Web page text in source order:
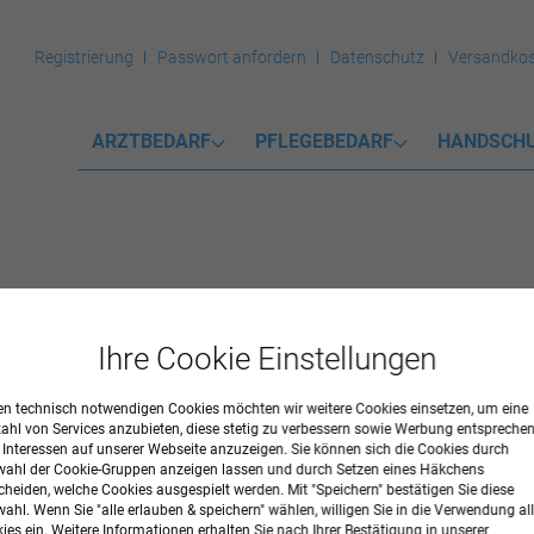
Registrierung Passwort anfordern Datenschutz
ARZTBEDARF PFLEGEBEDARF
in Diamant-weiß und mit 45 mm. Stahlsockel in
weiß
Ihre Cookie Einstellungen
technisch notwendigen Cookies möchten wir weitere Cookies einsetzen, um eine
von Services anzubieten, diese stetig zu verbessern sowie Werbung
Interessen auf unserer Webseite anzuzeigen. Sie können sich die Cookies durch
der Cookie-Gruppen anzeigen lassen und durch Setzen eines Häkchens
welche Cookies ausgespielt werden. Mit "Speichern" bestätigen Sie diese
Wenn Sie "alle erlauben & speichern" wählen, willigen Sie in die Verwendung